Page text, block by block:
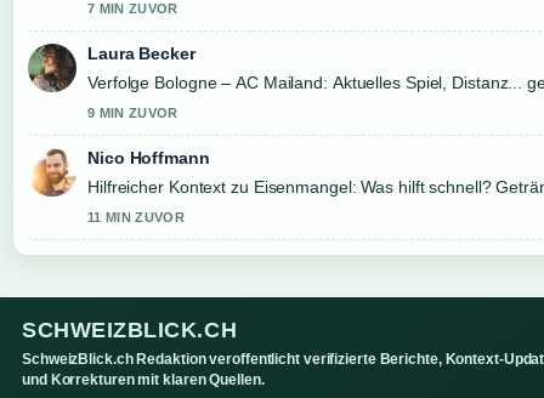
7 MIN ZUVOR
Laura Becker
Verfolge Bologne – AC Mailand: Aktuelles Spiel, Distanz...
9 MIN ZUVOR
Nico Hoffmann
Hilfreicher Kontext zu Eisenmangel: Was hilft schnell?
11 MIN ZUVOR
SCHWEIZBLICK.CH
SchweizBlick.ch Redaktion veroffentlicht verifizierte Berichte, Kontext-
und Korrekturen mit klaren Quellen.